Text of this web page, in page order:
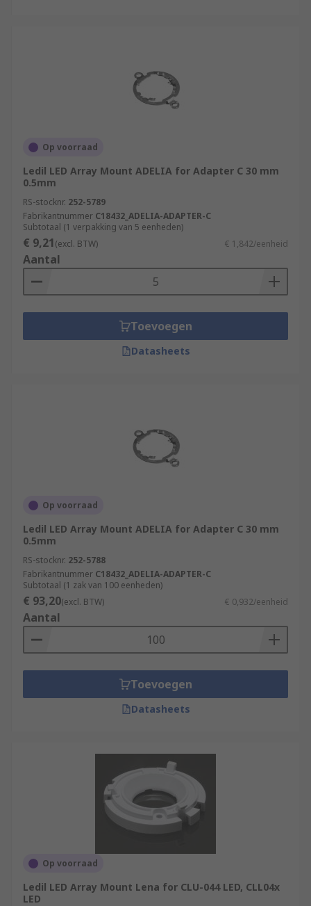
Op voorraad
Ledil LED Array Mount ADELIA for Adapter C 30 mm
0.5mm
RS-stocknr. 252-5789
Fabrikantnummer C18432_ADELIA-ADAPTER-C
Subtotaal (1 verpakking van 5 eenheden)
€ 9,21(excl. BTW) € 1,842/eenheid
Aantal
Toevoegen
Datasheets
Op voorraad
Ledil LED Array Mount ADELIA for Adapter C 30 mm
0.5mm
RS-stocknr. 252-5788
Fabrikantnummer C18432_ADELIA-ADAPTER-C
Subtotaal (1 zak van 100 eenheden)
€ 93,20(excl. BTW) € 0,932/eenheid
Aantal
Toevoegen
Datasheets
Op voorraad
Ledil LED Array Mount Lena for CLU-044 LED, CLL04x
LED